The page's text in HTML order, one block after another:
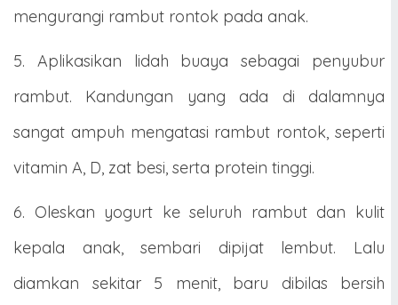
mengurangi rambut rontok pada anak.
5. Aplikasikan lidah buaya sebagai penyubur
rambut. Kandungan yang ada di dalamnya
sangat ampuh mengatasi rambut rontok, seperti
vitamin A, D, zat besi, serta protein tinggi.
6. Oleskan yogurt ke seluruh rambut dan kulit
kepala anak, sembari dipijat lembut. Lalu
diamkan sekitar 5 menit, baru dibilas bersih